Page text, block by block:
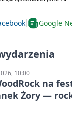
Google
10:00
na
Żory —